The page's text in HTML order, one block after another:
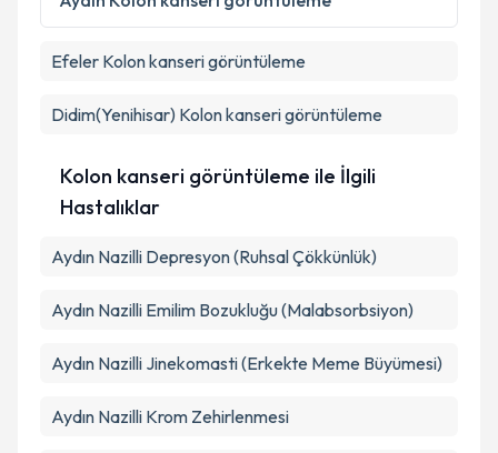
kapsamda işlenmesini kabul ediyorum.
Efeler Kolon kanseri görüntüleme
Didim(Yenihisar) Kolon kanseri görüntüleme
Kolon kanseri görüntüleme ile İlgili
Hastalıklar
Aydın Nazilli Depresyon (Ruhsal Çökkünlük)
Aydın Nazilli Emilim Bozukluğu (Malabsorbsiyon)
Aydın Nazilli Jinekomasti (Erkekte Meme Büyümesi)
Aydın Nazilli Krom Zehirlenmesi